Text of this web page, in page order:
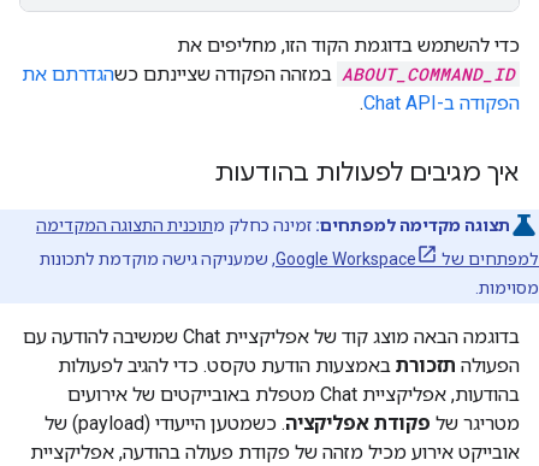
כדי להשתמש בדוגמת הקוד הזו, מחליפים את
ABOUT_COMMAND_ID במזהה הפקודה שציינתם כשהגדרתם את
הפקודה ב-Chat API
.
איך מגיבים לפעולות בהודעות
תצוגה מקדימה למפתחים: זמינה כחלק מתוכנית התצוגה המקדימה
למפתחים של Google Workspace
, שמעניקה גישה מוקדמת לתכונות
מסוימות.
בדוגמה הבאה מוצג קוד של אפליקציית Chat שמשיבה להודעה עם
הפעולה תזכורת באמצעות הודעת טקסט. כדי להגיב לפעולות
בהודעות, אפליקציית Chat מטפלת באובייקטים של אירועים
מטריגר של פקודת אפליקציה
. כשמטען הייעודי (payload) של
אובייקט אירוע מכיל מזהה של פקודת פעולה בהודעה, אפליקציית